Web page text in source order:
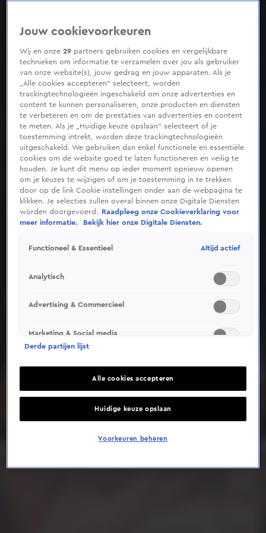
seconds
Deze video is niet beschikbaar op je huidige locatie
Jouw cookievoorkeuren
Wij en onze29 partners gebruiken cookies en vergelijkbare
technieken om informatie te verzamelen over jou als gebruiker
van onze website(s), jouw gedrag en jouw apparaten. Als je
„Alle cookies accepteren” selecteert, worden
trackingtechnologieën ingeschakeld om onze advertenties en
content te kunnen personaliseren, onze producten en diensten
te verbeteren en om de prestaties van advertenties en content
te meten. Als je „Huidige keuze opslaan” selecteert of je
toestemming intrekt, worden deze trackingtechnologieën
uitgeschakeld. We gebruiken dan enkel functionele en essentiële
cookies om de website goed te laten functioneren en veilig te
houden. Je kunt dit menu op ieder moment opnieuw openen
om je keuzes te wijzigen of om je toestemming in te trekken
door op de link Cookie-instellingen onder aan de webpagina te
klikken. Je selecties zullen overal binnen onze Digitale Diensten
worden doorgevoerd.
Raadpleeg onze Cookieverklaring voor
meer informatie.
Bekijk hier onze Digitale Diensten.
Functioneel & Essentieel Altijd actief
Analytisch
Advertising & Commercieel
Marketing & Social media
Derde partijen lijst
Alle cookies accepteren
Huidige keuze opslaan
Voorkeuren beheren